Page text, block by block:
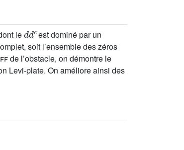
le
ddc
est dominé par un
soit l’ensemble des zéros
de l’obstacle, on démontre le
Levi-plate. On améliore ainsi des